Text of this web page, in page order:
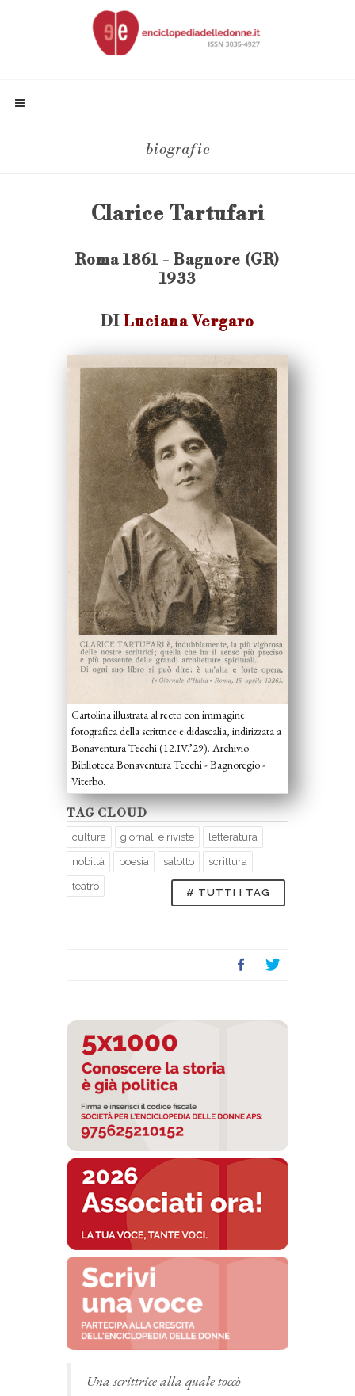
biografie
Clarice Tartufari
Roma 1861 - Bagnore (GR)
1933
DI Luciana Vergaro
Cartolina illustrata al recto con immagine
fotografica della scrittrice e didascalia, indirizzata a
Bonaventura Tecchi (12.IV.’29). Archivio
Biblioteca Bonaventura Tecchi - Bagnoregio -
Viterbo.
TAG CLOUD
cultura giornali e riviste letteratura
nobiltà poesia salotto scrittura
teatro
# TUTTI I TAG
Una scrittrice alla quale toccò